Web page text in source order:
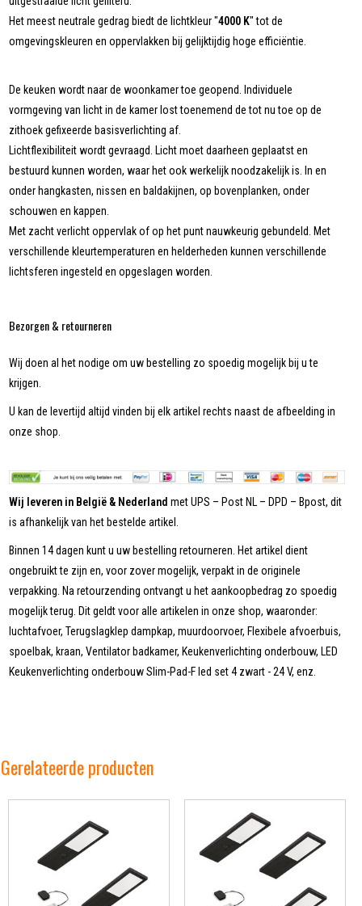
Het meest neutrale gedrag biedt de lichtkleur "4000 K" tot de
omgevingskleuren en oppervlakken bij gelijktijdig hoge efficiëntie.
De keuken wordt naar de woonkamer toe geopend. Individuele
vormgeving van licht in de kamer lost toenemend de tot nu toe op de
zithoek gefixeerde basisverlichting af.
Lichtflexibiliteit wordt gevraagd. Licht moet daarheen geplaatst en
bestuurd kunnen worden, waar het ook werkelijk noodzakelijk is. In en
onder hangkasten, nissen en baldakijnen, op bovenplanken, onder
schouwen en kappen.
Met zacht verlicht oppervlak of op het punt nauwkeurig gebundeld. Met
verschillende kleurtemperaturen en helderheden kunnen verschillende
lichtsferen ingesteld en opgeslagen worden.
Bezorgen & retourneren
Wij doen al het nodige om uw bestelling zo spoedig mogelijk bij u te
krijgen.
U kan de levertijd altijd vinden bij elk artikel rechts naast de afbeelding in
onze shop.
Wij leveren in België & Nederland met UPS – Post NL – DPD – Bpost, dit
is afhankelijk van het bestelde artikel.
Binnen 14 dagen kunt u uw bestelling retourneren. Het artikel dient
ongebruikt te zijn en, voor zover mogelijk, verpakt in de originele
verpakking. Na retourzending ontvangt u het aankoopbedrag zo spoedig
mogelijk terug. Dit geldt voor alle artikelen in onze shop, waaronder:
luchtafvoer, Terugslagklep dampkap, muurdoorvoer, Flexibele afvoerbuis,
spoelbak, kraan, Ventilator badkamer, Keukenverlichting onderbouw, LED
Keukenverlichting onderbouw Slim-Pad-F led set 4 zwart - 24 V, enz.
Gerelateerde producten